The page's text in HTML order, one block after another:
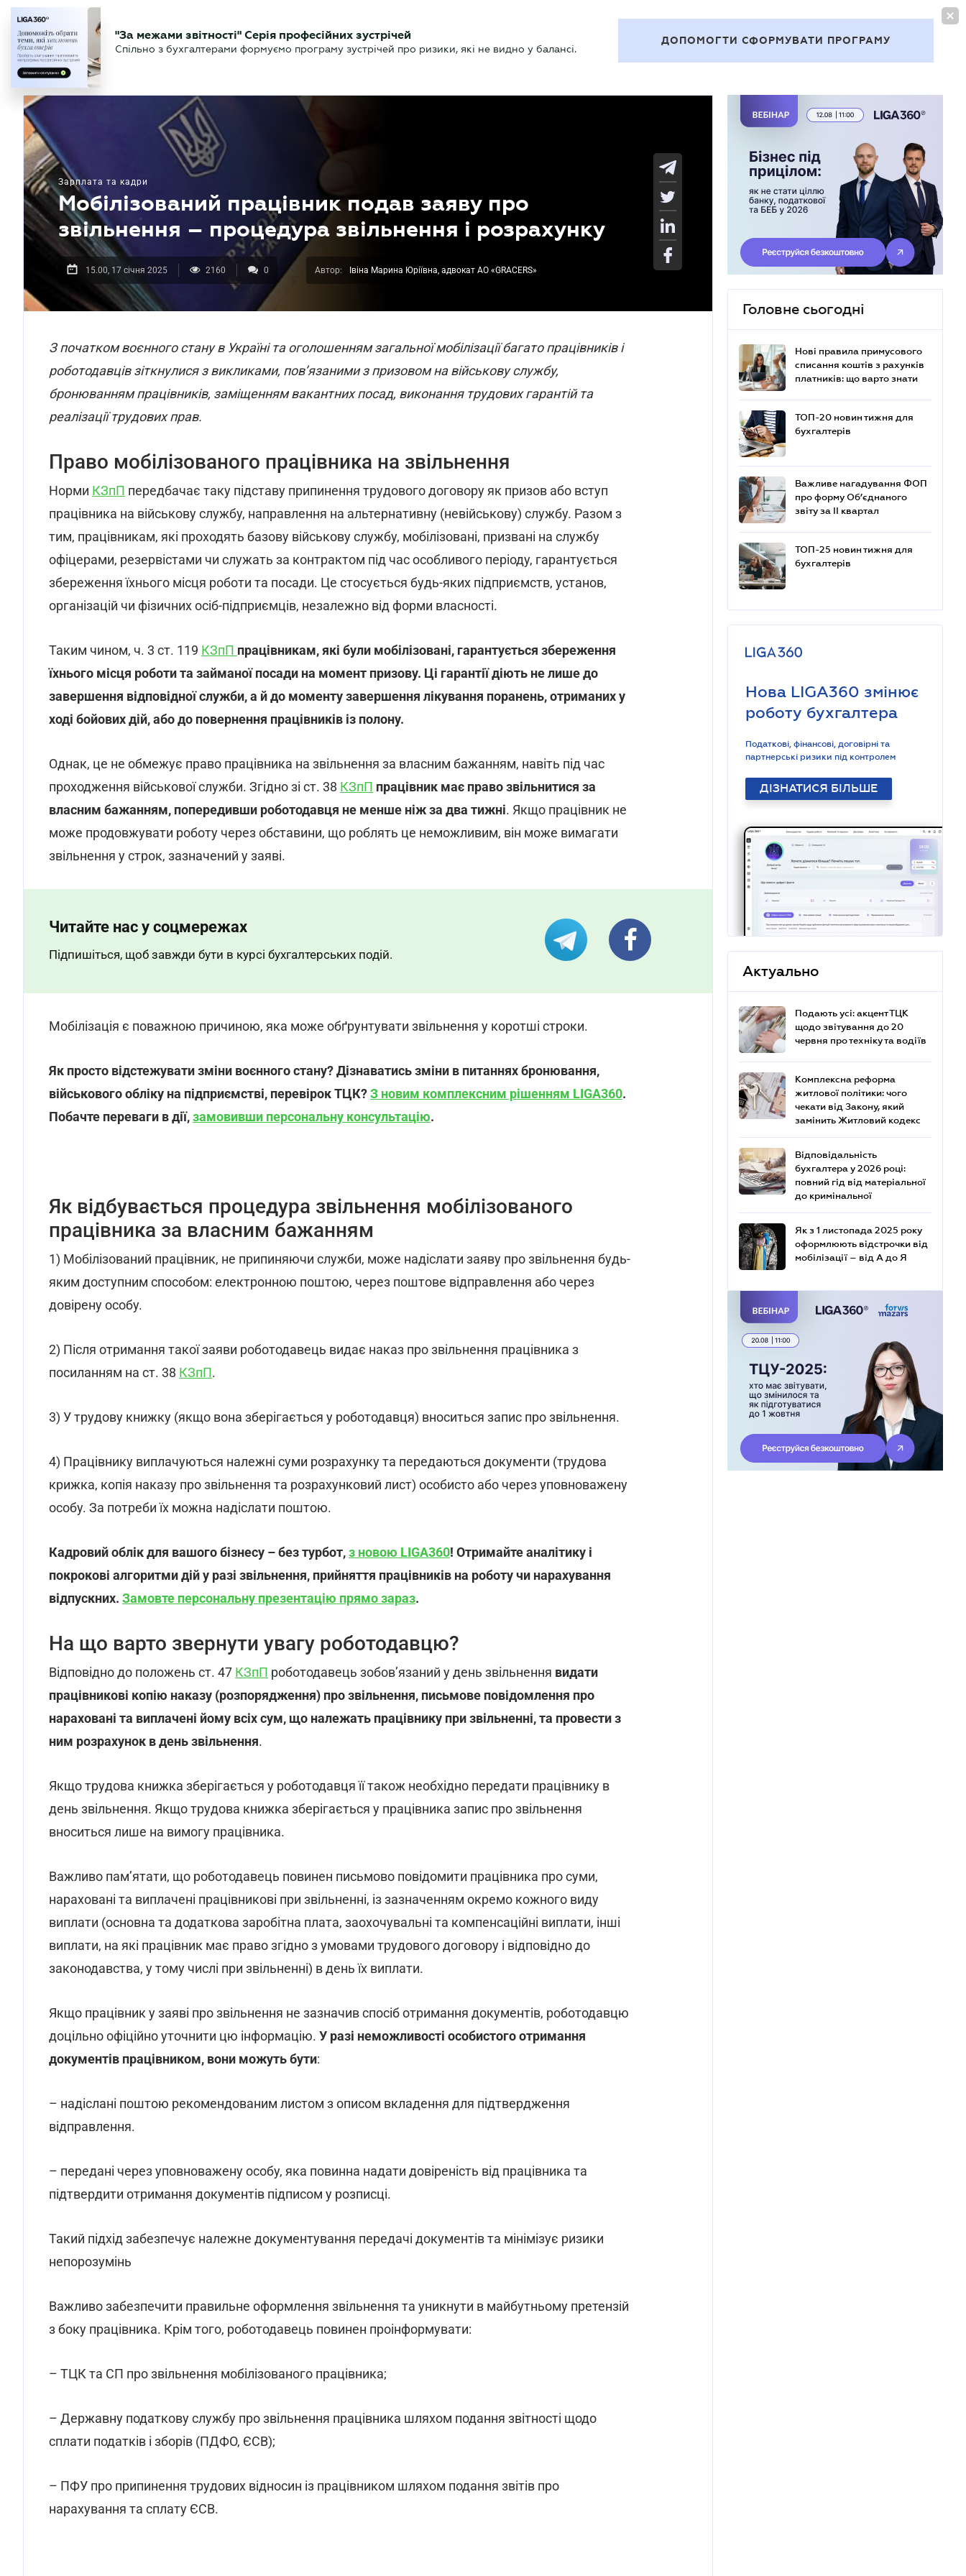
БУХГАЛТЕР Новини Аналітика Календар Актуально
"За межами звітності" Серія професійних зустрічей
Спільно з бухгалтерами формуємо програму зустрічей про ризики, які не видно у балансі.
ДОПОМОГТИ СФОРМУВАТИ ПРОГРАМУ
Зарплата та кадри
Мобілізований працівник подав заяву про
звільнення – процедура звільнення і розрахунку
15.00, 17 січня 2025 2160 0 Автор: Івіна Марина Юріївна, адвокат АО «GRACERS»
З початком воєнного стану в Україні та оголошенням загальної мобілізації багато працівників і
роботодавців зіткнулися з викликами, пов’язаними з призовом на військову службу,
бронюванням працівників, заміщенням вакантних посад, виконання трудових гарантій та
реалізації трудових прав.
Право мобілізованого працівника на звільнення
Норми КЗпП передбачає таку підставу припинення трудового договору як призов або вступ
працівника на військову службу, направлення на альтернативну (невійськову) службу. Разом з
тим, працівникам, які проходять базову військову службу, мобілізовані, призвані на службу
офіцерами, резервістами чи служать за контрактом під час особливого періоду, гарантується
збереження їхнього місця роботи та посади. Це стосується будь-яких підприємств, установ,
організацій чи фізичних осіб-підприємців, незалежно від форми власності.
Таким чином, ч. 3 ст. 119 КЗпП працівникам, які були мобілізовані, гарантується збереження
їхнього місця роботи та займаної посади на момент призову. Ці гарантії діють не лише до
завершення відповідної служби, а й до моменту завершення лікування поранень, отриманих у
ході бойових дій, або до повернення працівників із полону.
Однак, це не обмежує право працівника на звільнення за власним бажанням, навіть під час
проходження військової служби. Згідно зі ст. 38 КЗпП працівник має право звільнитися за
власним бажанням, попередивши роботодавця не менше ніж за два тижні. Якщо працівник не
може продовжувати роботу через обставини, що роблять це неможливим, він може вимагати
звільнення у строк, зазначений у заяві.
Читайте нас у соцмережах
Підпишіться, щоб завжди бути в курсі бухгалтерських подій.
Мобілізація є поважною причиною, яка може обґрунтувати звільнення у коротші строки.
Як просто відстежувати зміни воєнного стану? Дізнаватись зміни в питаннях бронювання,
військового обліку на підприємстві, перевірок ТЦК?З новим комплексним рішенням LIGA360.
Побачте переваги в дії,замовивши персональну консультацію.
Як відбувається процедура звільнення мобілізованого
працівника за власним бажанням
1) Мобілізований працівник, не припиняючи служби, може надіслати заяву про звільнення будь-
яким доступним способом: електронною поштою, через поштове відправлення або через
довірену особу.
2) Після отримання такої заяви роботодавець видає наказ про звільнення працівника з
посиланням на ст. 38 КЗпП.
3) У трудову книжку (якщо вона зберігається у роботодавця) вноситься запис про звільнення.
4) Працівнику виплачуються належні суми розрахунку та передаються документи (трудова
крижка, копія наказу про звільнення та розрахунковий лист) особисто або через уповноважену
особу. За потреби їх можна надіслати поштою.
Кадровий облік для вашого бізнесу – без турбот,з новою LIGA360! Отримайте аналітику і
покрокові алгоритми дій у разі звільнення, прийняття працівників на роботу чи нарахування
відпускних. Замовте персональну презентацію прямо зараз.
На що варто звернути увагу роботодавцю?
Відповідно до положень ст. 47 КЗпП роботодавець зобов’язаний у день звільнення видати
працівникові копію наказу (розпорядження) про звільнення, письмове повідомлення про
нараховані та виплачені йому всіх сум, що належать працівнику при звільненні, та провести з
ним розрахунок в день звільнення.
Якщо трудова книжка зберігається у роботодавця її також необхідно передати працівнику в
день звільнення. Якщо трудова книжка зберігається у працівника запис про звільнення
вноситься лише на вимогу працівника.
Важливо пам’ятати, що роботодавець повинен письмово повідомити працівника про суми,
нараховані та виплачені працівникові при звільненні, із зазначенням окремо кожного виду
виплати (основна та додаткова заробітна плата, заохочувальні та компенсаційні виплати, інші
виплати, на які працівник має право згідно з умовами трудового договору і відповідно до
законодавства, у тому числі при звільненні) в день їх виплати.
Якщо працівник у заяві про звільнення не зазначив спосіб отримання документів, роботодавцю
доцільно офіційно уточнити цю інформацію. У разі неможливості особистого отримання
документів працівником, вони можуть бути:
– надіслані поштою рекомендованим листом з описом вкладення для підтвердження
відправлення.
– передані через уповноважену особу, яка повинна надати довіреність від працівника та
підтвердити отримання документів підписом у розписці.
Такий підхід забезпечує належне документування передачі документів та мінімізує ризики
непорозумінь
Важливо забезпечити правильне оформлення звільнення та уникнути в майбутньому претензій
з боку працівника. Крім того, роботодавець повинен проінформувати:
– ТЦК та СП про звільнення мобілізованого працівника;
– Державну податкову службу про звільнення працівника шляхом подання звітності щодо
сплати податків і зборів (ПДФО, ЄСВ);
– ПФУ про припинення трудових відносин із працівником шляхом подання звітів про
нарахування та сплату ЄСВ.
Головне сьогодні
Нові правила примусового
списання коштів з рахунків
платників: що варто знати
ТОП-20 новин тижня для
бухгалтерів
Важливе нагадування ФОП
про форму Об’єднаного
звіту за ІІ квартал
ТОП-25 новин тижня для
бухгалтерів
Нова LIGA360 змінює
роботу бухгалтера
Податкові, фінансові, договірні та
партнерські ризики під контролем
ДІЗНАТИСЯ БІЛЬШЕ
Актуально
Подають усі: акцент ТЦК
щодо звітування до 20
червня про техніку та водіїв
Комплексна реформа
житлової політики: чого
чекати від Закону, який
замінить Житловий кодекс
Відповідальність
бухгалтера у 2026 році:
повний гід від матеріальної
до кримінальної
Як з 1 листопада 2025 року
оформлюють відстрочки від
мобілізації – від А до Я